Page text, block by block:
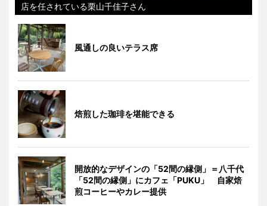
店を任されている栗山千佳子さん
風通しの良いテラス席
焙煎した珈琲を堪能できる
開放的なデザインの「52間の縁側」＝八千代
「52間の縁側」にカフェ「PUKU」 自家焙
煎コーヒーやカレー提供